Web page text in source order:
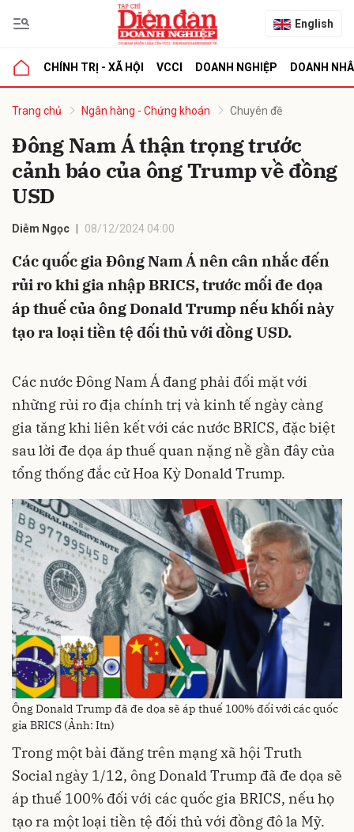
English
CHÍNH TRỊ - XÃ HỘI VCCI DOANH NGHIỆP DOANH
Trang chủ Ngân hàng - Chứng khoán Chuyên đề
Đông Nam Á thận trọng trước
cảnh báo của ông Trump về đồng
USD
Diễm Ngọc 08/12/2024 04:00
Các quốc gia Đông Nam Á nên cân nhắc đến
rủi ro khi gia nhập BRICS, trước mối đe dọa
áp thuế của ông Donald Trump nếu khối này
tạo ra loại tiền tệ đối thủ với đồng USD.
Các nước Đông Nam Á đang phải đối mặt với
những rủi ro địa chính trị và kinh tế ngày càng
gia tăng khi liên kết với các nước BRICS, đặc biệt
sau lời đe dọa áp thuế quan nặng nề gần đây của
tổng thống đắc cử Hoa Kỳ Donald Trump.
Ông Donald Trump đã đe dọa sẽ áp thuế 100% đối với các quốc
gia BRICS (Ảnh: Itn)
Trong một bài đăng trên mạng xã hội Truth
Social ngày 1/12, ông Donald Trump đã đe dọa sẽ
áp thuế 100% đối với các quốc gia BRICS, nếu họ
tạo ra một loại tiền tệ đối thủ với đồng đô la Mỹ.
luận
Hủy